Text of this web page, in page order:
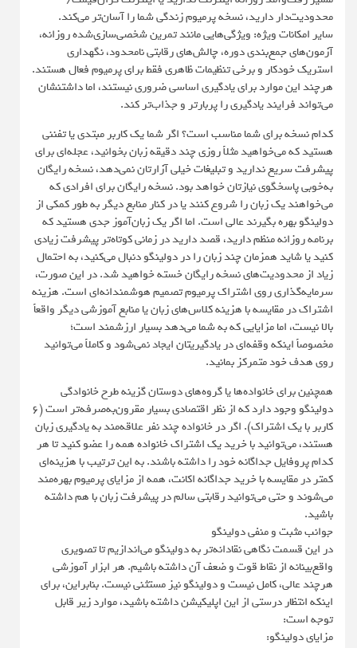
محدودیت‌دار دارید، نسخه پرمیوم زندگی شما را آسان‌تر می‌کند.
سایر امکانات ویژه: ویژگی‌هایی مانند تمرین شخصی‌سازی‌شده روزانه،
آزمون‌های جمع‌بندی دوره، چالش‌های رقابتی نامحدود، نگهداری
استریک خودکار و برخی تنظیمات ظاهری فقط برای پرمیوم فعال هستند.
هرچند این موارد برای یادگیری اساسی ضروری نیستند، اما داشتنشان
می‌تواند فرایند یادگیری را پربارتر و جذاب‌تر کند.
کدام نسخه برای شما مناسب است؟ اگر شما یک کاربر مبتدی یا تفننی
هستید که می‌خواهید مثلاً روزی چند دقیقه زبان بخوانید، عجله‌ای برای
پیشرفت سریع ندارید و تبلیغات خیلی آزارتان نمی‌دهد، نسخه رایگان
به‌خوبی پاسخگوی نیازتان خواهد بود. نسخه رایگان برای افرادی که
می‌خواهند یک زبان را شروع کنند یا در کنار منابع دیگر به طور کمکی از
دولینگو بهره بگیرند عالی است. اما اگر یک زبان‌آموز جدی هستید که
برنامه روزانه منظم دارید، قصد دارید در زمانی کوتاه‌تر پیشرفت زیادی
کنید یا شاید همزمان چند زبان را در دولینگو دنبال می‌کنید، به احتمال
زیاد از محدودیت‌های نسخه رایگان خسته خواهید شد. در این صورت،
سرمایه‌گذاری روی اشتراک پرمیوم تصمیم هوشمندانه‌ای است. هزینه
اشتراک در مقایسه با هزینه کلاس‌های زبان یا منابع آموزشی دیگر واقعاً
بالا نیست، اما مزایایی که به شما می‌دهد بسیار ارزشمند است؛
مخصوصاً اینکه وقفه‌ای در یادگیریتان ایجاد نمی‌شود و کاملاً می‌توانید
روی هدف خود متمرکز بمانید.
همچنین برای خانواده‌ها یا گروه‌های دوستان گزینه طرح خانوادگی
دولینگو وجود دارد که از نظر اقتصادی بسیار مقرون‌به‌صرفه‌تر است (۶
کاربر با یک اشتراک). اگر در خانواده چند نفر علاقه‌مند به یادگیری زبان
هستند، می‌توانید با خرید یک اشتراک خانواده همه را عضو کنید تا هر
کدام پروفایل جداگانه خود را داشته باشند. به این ترتیب با هزینه‌ای
کمتر در مقایسه با خرید جداگانه اکانت، همه از مزایای پرمیوم بهره‌مند
می‌شوند و حتی می‌توانید رقابتی سالم در پیشرفت زبان با هم داشته
باشید.
جوانب مثبت و منفی دولینگو
در این قسمت نگاهی نقادانه‌تر به دولینگو می‌اندازیم تا تصویری
واقع‌بینانه از نقاط قوت و ضعف آن داشته باشیم. هر ابزار آموزشی
هرچند عالی، کامل نیست و دولینگو نیز مستثنی نیست. بنابراین، برای
اینکه انتظار درستی از این اپلیکیشن داشته باشید، موارد زیر قابل
توجه است:
مزایای دولینگو: